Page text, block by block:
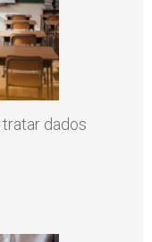
dados